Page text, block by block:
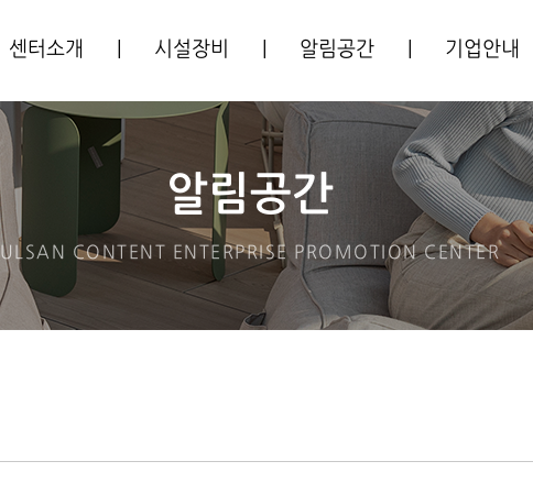
센터소개 시설장비 알림공간 기업안내
센터소개
주요사업
오시는길
시설안내
장비안내
공지사항
사업공고
프로그램안내
입주안내
입주기업소개
알림공간
ULSAN CONTENT ENTERPRISEPROMOTION CENTER